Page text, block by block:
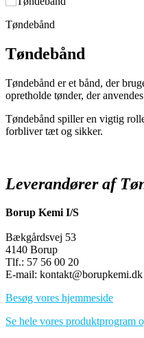
Tøndebånd
Tøndebånd
Tøndebånd er et bånd, der
opretholde tønder, der
Tøndebånd spiller en vigtig
forbliver tæt og sikker.
Leverandører af
Borup Kemi I/S
Bækgårdsvej 53
4140 Borup
Tlf.: 57 56 00 20
E-mail: kontakt@borupkemi.dk
Besøg vores hjemmeside
Se hele vores produktprogram